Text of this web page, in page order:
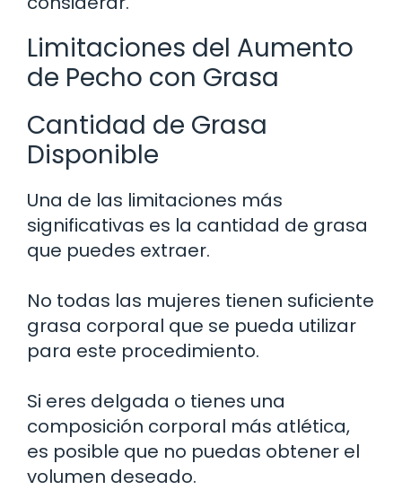
Limitaciones del Aumento
de Pecho con Grasa
Cantidad de Grasa
Disponible
Una de las limitaciones más
significativas es la cantidad de grasa
que puedes extraer.
No todas las mujeres tienen suficiente
grasa corporal que se pueda utilizar
para este procedimiento.
Si eres delgada o tienes una
composición corporal más atlética,
es posible que no puedas obtener el
volumen deseado.